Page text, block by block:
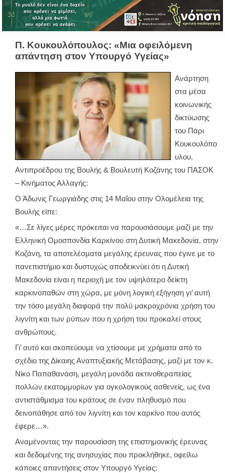
Π. Κουκουλόπουλος: «Μια οφειλόμενη
απάντηση στον Υπουργό Υγείας»
Ανάρτηση
στα μέσα
κοινωνικής
δικτύωσης
του Πάρι
Κουκουλόπο
υλου,
Αντιπροέδρου της Βουλής & Βουλευτή Κοζάνης του ΠΑΣΟΚ
– Κινήματος Αλλαγής:
Ο Άδωνις Γεωργιάδης στις 14 Μαΐου στην Ολομέλεια της
Βουλής είπε:
«…Σε λίγες μέρες πρόκειται να παρουσιάσουμε μαζί με την
Ελληνική Ομοσπονδία Καρκίνου στη Δυτική Μακεδονία, στην
Κοζάνη, τα αποτελέσματα μεγάλης έρευνας που έγινε με το
πανεπιστήμιο και δυστυχώς αποδεικνύει ότι η Δυτική
Μακεδονία είναι η περιοχή με τον υψηλότερο δείκτη
καρκινοπαθών στη χώρα, με μόνη λογική εξήγηση γι’ αυτή
την τόσο μεγάλη διαφορά την πολύ μακροχρόνια χρήση του
λιγνίτη και των ρύπων που η χρήση του προκαλεί στους
ανθρώπους.
Γι’ αυτό και σκοπεύουμε να χτίσουμε με χρήματα από το
σχέδιο της Δίκαιης Αναπτυξιακής Μετάβασης, μαζί με τον κ.
Νίκο Παπαθανάση, μεγάλη μονάδα ακτινοθεραπείας
πολλών εκατομμυρίων για ογκολογικούς ασθενείς, ως ένα
αντιστάθμισμα του κράτους σε έναν πληθυσμό που
δεινοπάθησε από τον λιγνίτη και τον καρκίνο που αυτός
έφερε…».
Αναμένοντας την παρουσίαση της επιστημονικής έρευνας
και δεδομένης της ανησυχίας που προκλήθηκε, οφείλω
κάποιες απαντήσεις στον Υπουργό Υγείας: